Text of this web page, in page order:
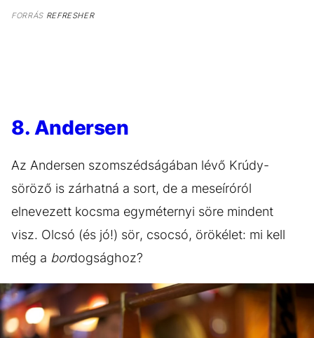
FORRÁSREFRESHER
8. Andersen
Az Andersen szomszédságában lévő Krúdy-
söröző is zárhatná a sort, de a meseíróról
elnevezett kocsma egyméternyi söre mindent
visz. Olcsó (és jó!) sör, csocsó, örökélet: mi kell
még a bordogsághoz?